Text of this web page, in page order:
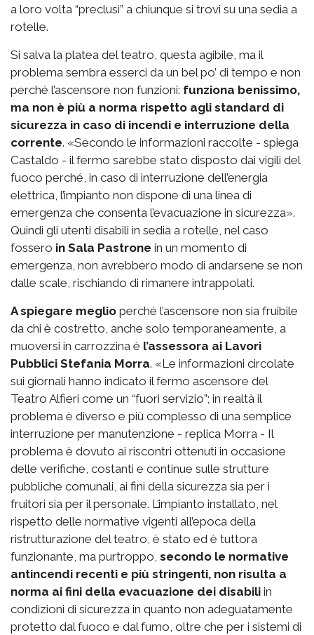
a loro volta “preclusi” a chiunque si trovi su una sedia a
rotelle.
Si salva la platea del teatro, questa agibile, ma il
problema sembra esserci da un bel po’ di tempo e non
perché l’ascensore non funzioni: funziona benissimo,
ma non è più a norma rispetto agli standard di
sicurezza in caso di incendi e interruzione della
corrente. «Secondo le informazioni raccolte - spiega
Castaldo - il fermo sarebbe stato disposto dai vigili del
fuoco perché, in caso di interruzione dell’energia
elettrica, l’impianto non dispone di una linea di
emergenza che consenta l’evacuazione in sicurezza».
Quindi gli utenti disabili in sedia a rotelle, nel caso
fossero in Sala Pastrone in un momento di
emergenza, non avrebbero modo di andarsene se non
dalle scale, rischiando di rimanere intrappolati.
A spiegare meglio perché l’ascensore non sia fruibile
da chi è costretto, anche solo temporaneamente, a
muoversi in carrozzina è l’assessora ai Lavori
Pubblici Stefania Morra. «Le informazioni circolate
sui giornali hanno indicato il fermo ascensore del
Teatro Alfieri come un “fuori servizio”; in realtà il
problema è diverso e più complesso di una semplice
interruzione per manutenzione - replica Morra - Il
problema è dovuto ai riscontri ottenuti in occasione
delle verifiche, costanti e continue sulle strutture
pubbliche comunali, ai fini della sicurezza sia per i
fruitori sia per il personale. L’impianto installato, nel
rispetto delle normative vigenti all’epoca della
ristrutturazione del teatro, è stato ed è tuttora
funzionante, ma purtroppo, secondo le normative
antincendi recenti e più stringenti, non risulta a
norma ai fini della evacuazione dei disabili in
condizioni di sicurezza in quanto non adeguatamente
protetto dal fuoco e dal fumo, oltre che per i sistemi di